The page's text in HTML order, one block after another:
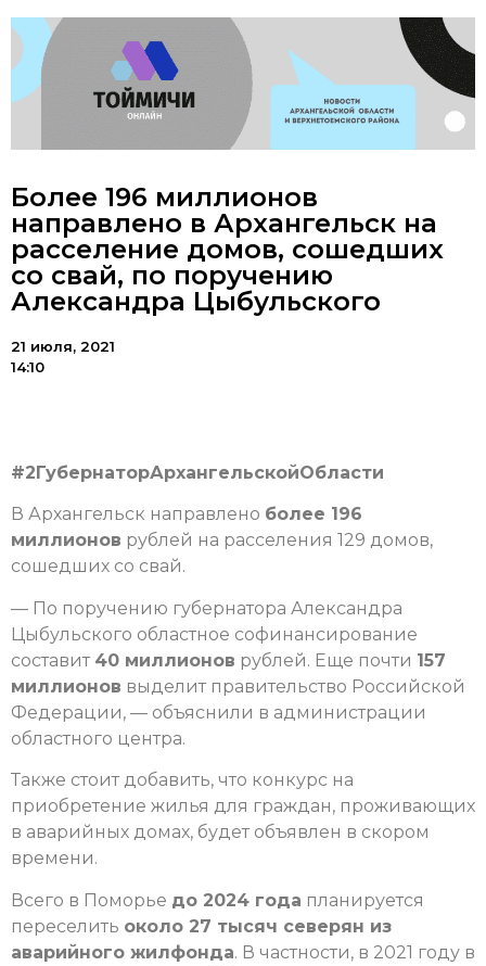
Более 196 миллионов
направлено в Архангельск на
расселение домов, сошедших
со свай, по поручению
Александра Цыбульского
21 июля, 2021
14:10
#2ГубернаторАрхангельскойОбласти
В Архангельск направлено более 196
миллионов рублей на расселения 129 домов,
сошедших со свай.
— По поручению губернатора Александра
Цыбульского областное софинансирование
составит 40 миллионов рублей. Еще почти 157
миллионов выделит правительство Российской
Федерации, — объяснили в администрации
областного центра.
Также стоит добавить, что конкурс на
приобретение жилья для граждан, проживающих
в аварийных домах, будет объявлен в скором
времени.
Всего в Поморье до 2024 года планируется
переселить около 27 тысяч северян из
аварийного жилфонда. В частности, в 2021 году в